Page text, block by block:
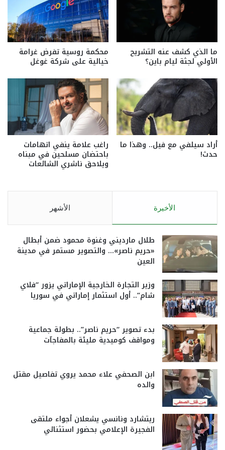
ما الذي كشف عنه التشريح
الأولي لجثة ليام باين؟
محكمة روسية تفرض غرامة
خيالية على شركة غوغل
أراد سيلفي مع فيل.. وهذا ما
حدث!
راغب علامة ينفي اتهامات
باحتضان مسلحين في مبناه
ويلاحق ناشري الشائعات
الأخيرة الأشهر
طلال مارديني وغنوة محمود ضمن أبطال
«حريم ناصر»… والتصوير مستمر في مدينة
العين
وزير التجارة الخارجية الإماراتي يزور “فلاي
شام”.. أول استثمار إماراتي في سوريا
بدء تصوير “حريم ناصر”.. بطولة جماعية
ومواقف كوميدية مليئة بالمفاجآت
ابن الصحفي علاء محمد يروي تفاصيل مقتل
والده
ريتشارد ونانسي يشعلان أجواء ملتقى
الفجيرة الإعلامي بحضور استثنائي